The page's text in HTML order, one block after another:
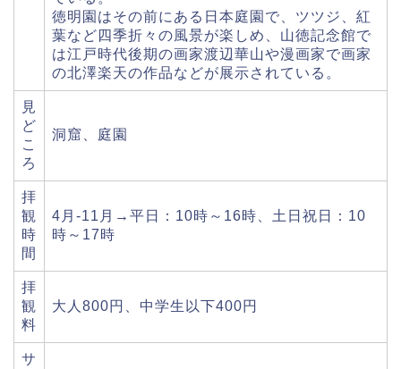
徳明園はその前にある日本庭園で、ツツジ、紅
葉など四季折々の風景が楽しめ、山徳記念館で
は江戸時代後期の画家渡辺華山や漫画家で画家
の北澤楽天の作品などが展示されている。
見
ど
こ
ろ
洞窟、庭園
拝
観
時
間
4月-11月→平日：10時～16時、土日祝日：10
時～17時
拝
観
料
大人800円、中学生以下400円
サ